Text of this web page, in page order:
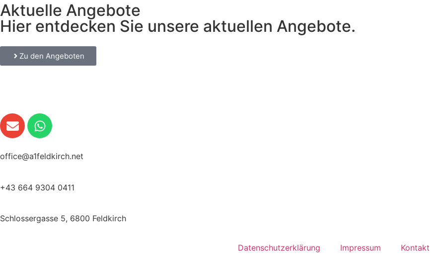
Aktuelle Angebote
Hier entdecken Sie unsere aktuellen Angebote.
Zu den Angeboten
office@a1feldkirch.net
+43 664 9304 0411
Schlossergasse 5, 6800 Feldkirch
Datenschutzerklärung Impressum Kontakt